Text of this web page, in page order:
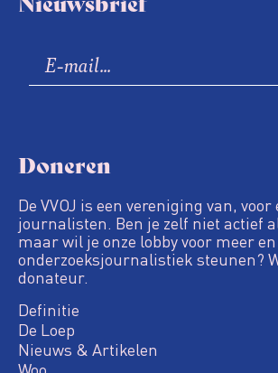
Doneren
De VVOJ is een vereniging van, voor
journalisten. Ben je zelf niet actief
maar wil je onze lobby voor meer
onderzoeksjournalistiek steunen?
donateur.
Definitie
De Loep
Nieuws & Artikelen
Woo